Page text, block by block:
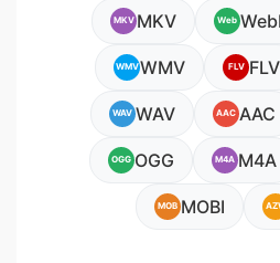
MKV MKV Web
WMVWMV FLV FLV
WAV WAV AAC AAC
OGG OGG M4A M4A
MOB MOBI